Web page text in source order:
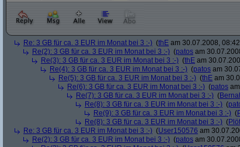
Re: 3 GB für ca. 3 EUR im Monat bei 3 :-) (thE am 30.07.2008,
Re(2): 3 GB für ca. 3 EUR im Monat bei 3 :-) (patos am
Re(3): 3 GB für ca. 3 EUR im Monat bei 3 :-) (thE am
Re(4): 3 GB für ca. 3 EUR im Monat bei 3 :-) (patos am
Re(5): 3 GB für ca. 3 EUR im Monat bei 3 :-) (thE am
Re(6): 3 GB für ca. 3 EUR im Monat bei 3 :-) (patos
Re(7): 3 GB für ca. 3 EUR im Monat bei 3 :-) (
Re(8): 3 GB für ca. 3 EUR im Monat bei 3 :-) (
Re(9): 3 GB für ca. 3 EUR im Monat bei 3 :-) (
Re(8): 3 GB für ca. 3 EUR im Monat bei 3 :-) (
Re: 3 GB für ca. 3 EUR im Monat bei 3 :-) (User150576 am
Re(2): 3 GB für ca. 3 EUR im Monat bei 3 :-) (patos am